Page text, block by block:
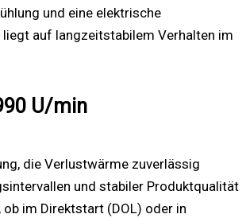
und eine elektrische
auf langzeitstabilem Verhalten im
U/min
die Verlustwärme zuverlässig
und stabiler Produktqualität
im Direktstart (DOL) oder in